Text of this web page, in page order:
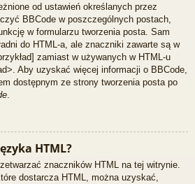
od ustawień określanych przez
BBCode w poszczególnych postach,
w formularzu tworzenia posta. Sam
do HTML-a, ale znaczniki zawarte są w
zamiast w używanych w HTML-u
Aby uzyskać więcej informacji o BBCode,
dostępnym ze strony tworzenia posta po
HTML?
znaczników HTML na tej witrynie.
dostarcza HTML, można uzyskać,